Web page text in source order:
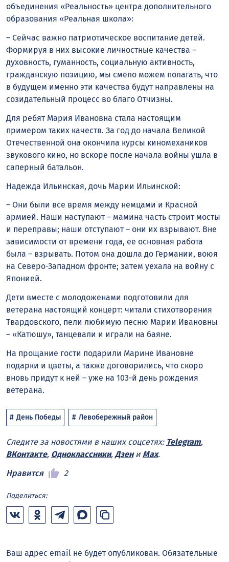
объединения «Реальность» центра дополнительного
образования «Реальная школа»:
– Сейчас важно патриотическое воспитание детей.
Формируя в них высокие личностные качества –
духовность, гуманность, социальную активность,
гражданскую позицию, мы смело можем полагать, что
в будущем именно эти качества будут направлены на
созидательный процесс во благо Отчизны.
Для ребят Мария Ивановна стала настоящим
примером таких качеств. За год до начала Великой
Отечественной она окончила курсы киномехаников
звукового кино, но вскоре после начала войны ушла в
саперный батальон.
Надежда Ильинская, дочь Марии Ильинской:
– Они были все время между немцами и Красной
армией. Наши наступают – мамина часть строит мосты
и переправы; наши отступают – они их взрывают. Вне
зависимости от времени года, ее основная работа
была – взрывать. Потом она дошла до Германии, воюя
на Северо-Западном фронте; затем уехала на войну с
Японией.
Дети вместе с молодоженами подготовили для
ветерана настоящий концерт: читали стихотворения
Твардовского, пели любимую песню Марии Ивановны
– «Катюшу», танцевали и играли на баяне.
На прощание гости подарили Марине Ивановне
подарки и цветы, а также договорились, что скоро
вновь придут к ней – уже на 103-й день рождения
ветерана.
День Победы Левобережный район
Следите за новостями в наших соцсетях: Telegram,
ВКонтакте, Одноклассники, Дзени Max.
Нравится
2
Поделиться:
Ваш адрес email не будет опубликован. Обязательные